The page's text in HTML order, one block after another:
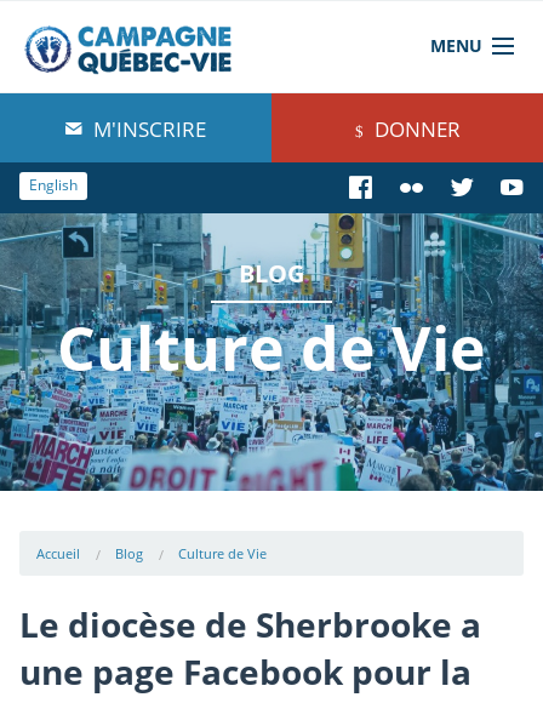
MENU
À propos de nous
Blog
Comprendre
Agir
Boutique
M'INSCRIRE DONNER
English
BLOG
Culture de Vie
Accueil Blog Culture de Vie
Le diocèse de Sherbrooke a
une page Facebook pour la